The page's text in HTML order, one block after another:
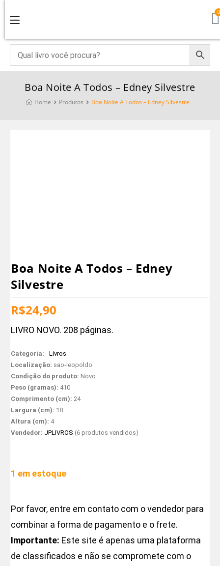
Boa Noite A Todos – Edney Silvestre
Home Produtos Boa Noite A Todos – Edney Silvestre
Boa Noite A Todos – Edney
Silvestre
R$24,90
LIVRO NOVO. 208 páginas.
Categoria:-Livros
Localização: sao-leopoldo
Condição do produto: Novo
Peso (gramas): 410
Comprimento (cm): 24
Largura (cm): 18
Altura (cm): 4
Vendedor: JPLIVROS (6 produtos vendidos)
1 em estoque
Por favor, entre em contato com o vendedor para
combinar a forma de pagamento e o frete.
Importante: Este site é apenas uma plataforma
de classificados e não se compromete com o